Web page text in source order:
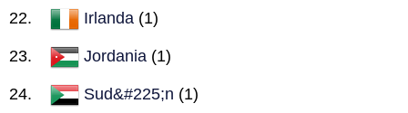
Irlanda (1)
Jordania (1)
Sud&#225;n (1)